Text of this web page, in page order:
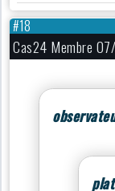
#18
Cas24 Membre